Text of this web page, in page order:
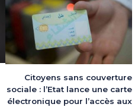
Citoyens sans couverture
sociale : l’Etat lance une carte
électronique pour l’accès aux